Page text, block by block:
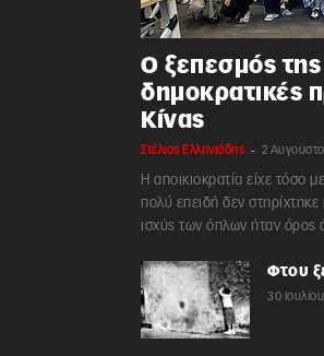
Ο ξεπεσμός της
δημοκρατικές
Κίνας
Στέλιος Ελληνιάδης - 2
Η αποικιοκρατία είχε τόσο
πολύ επειδή δεν
ισχύς των όπλων ήταν όρος
Φτου
30